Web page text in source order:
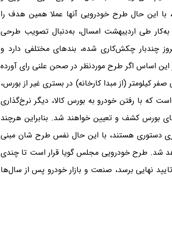
با این حال طرح خودرویی آنها عملا همین هدف را
به‌کار طی اردیبهشت امسال، به‌دنبال تصویب طرحی
چندبار چکش‌کاری شده، بندهای مختلفی دارد و
اساس اگر طرح موردنظر در صحن علنی رای آورده
کیلومتر (از مبدا کارخانه) در بستری غیر از بورس،
که با رفتن خودرو به بورس کالا، دیگر نرخ‌گذاری
بورس کشف و تعیین خواهند شد. بنابراین هرچند
دستوری هستند، با این حال نفس طرح شان مبنی
شد. طرح خودرویی مجلس گویا قرار است تا چندی
نهایی برسد، صنعت و بازار خودرو پس از سال‌ها